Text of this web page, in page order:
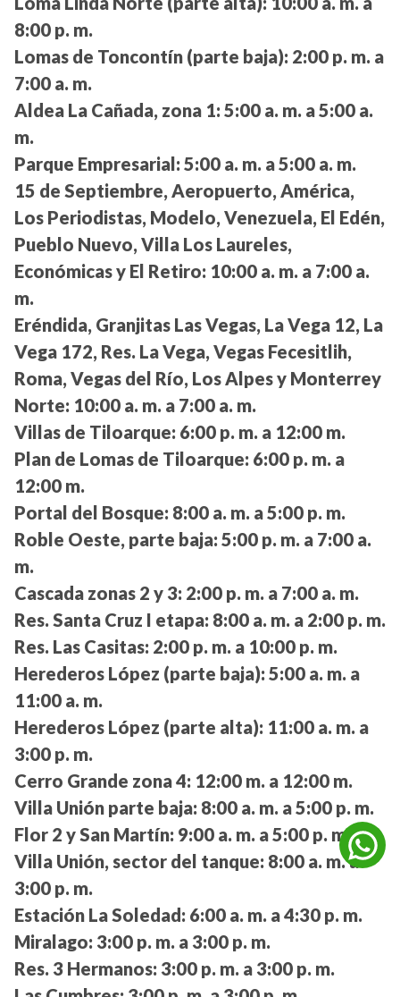
8:00 p. m.
Lomas de Toncontín (parte baja): 2:00 p. m. a
7:00 a. m.
Aldea La Cañada, zona 1: 5:00 a. m. a 5:00 a.
m.
Parque Empresarial: 5:00 a. m. a 5:00 a. m.
15 de Septiembre, Aeropuerto, América,
Los Periodistas, Modelo, Venezuela, El Edén,
Pueblo Nuevo, Villa Los Laureles,
Económicas y El Retiro: 10:00 a. m. a 7:00 a.
m.
Eréndida, Granjitas Las Vegas, La Vega 12, La
Vega 172, Res. La Vega, Vegas Fecesitlih,
Roma, Vegas del Río, Los Alpes y Monterrey
Norte: 10:00 a. m. a 7:00 a. m.
Villas de Tiloarque: 6:00 p. m. a 12:00 m.
Plan de Lomas de Tiloarque: 6:00 p. m. a
12:00 m.
Portal del Bosque: 8:00 a. m. a 5:00 p. m.
Roble Oeste, parte baja: 5:00 p. m. a 7:00 a.
m.
Cascada zonas 2 y 3: 2:00 p. m. a 7:00 a. m.
Res. Santa Cruz I etapa: 8:00 a. m. a 2:00 p. m.
Res. Las Casitas: 2:00 p. m. a 10:00 p. m.
Herederos López (parte baja): 5:00 a. m. a
11:00 a. m.
Herederos López (parte alta): 11:00 a. m. a
3:00 p. m.
Cerro Grande zona 4: 12:00 m. a 12:00 m.
Villa Unión parte baja: 8:00 a. m. a 5:00 p. m.
Flor 2 y San Martín: 9:00 a. m. a 5:00 p. m.
Villa Unión, sector del tanque: 8:00 a. m. a
3:00 p. m.
Estación La Soledad: 6:00 a. m. a 4:30 p. m.
Miralago: 3:00 p. m. a 3:00 p. m.
Res. 3 Hermanos: 3:00 p. m. a 3:00 p. m.